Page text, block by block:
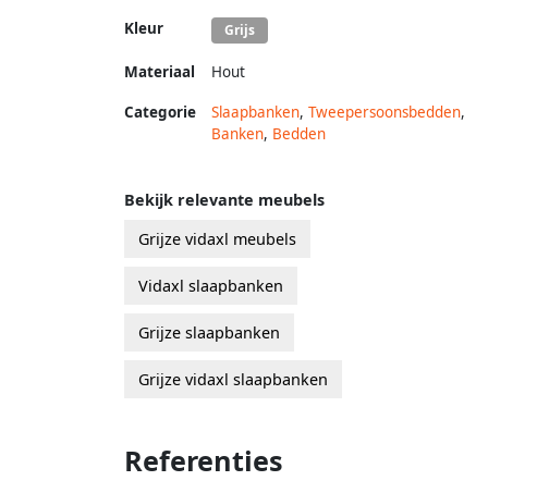
Kleur Grijs
Materiaal Hout
Categorie Slaapbanken, Tweepersoonsbedden,
Banken, Bedden
Bekijk relevante meubels
Grijze vidaxl meubels
Vidaxl slaapbanken
Grijze slaapbanken
Grijze vidaxl slaapbanken
Referenties